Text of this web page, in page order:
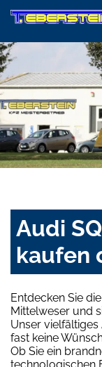
Audi
kaufen
Entdecken Sie
Mittelweser und
Unser
fast keine
Ob Sie ein